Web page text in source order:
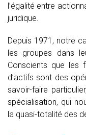
l’égalité entre
juridique.
Depuis 1971, notre
les groupes dans
Conscients que les
d’actifs sont des
savoir-faire
spécialisation, qui
la quasi-totalité des